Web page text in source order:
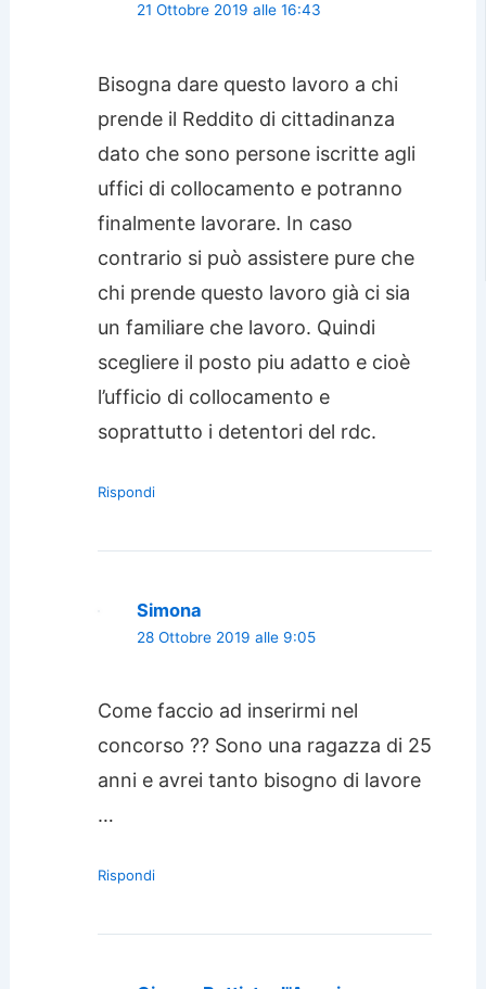
21 Ottobre 2019 alle 16:43
Bisogna dare questo lavoro a chi
prende il Reddito di cittadinanza
dato che sono persone iscritte agli
uffici di collocamento e potranno
finalmente lavorare. In caso
contrario si può assistere pure che
chi prende questo lavoro già ci sia
un familiare che lavoro. Quindi
scegliere il posto piu adatto e cioè
l’ufficio di collocamento e
soprattutto i detentori del rdc.
Rispondi
Simona
28 Ottobre 2019 alle 9:05
Come faccio ad inserirmi nel
concorso ?? Sono una ragazza di 25
anni e avrei tanto bisogno di lavore
…
Rispondi